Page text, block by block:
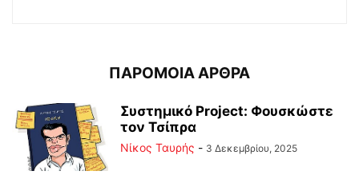
ΠΑΡΟΜΟΙΑ ΑΡΘΡΑ
Συστημικό Project: Φουσκώστε
τον Τσίπρα
Νίκος Ταυρής - 3 Δεκεμβρίου, 2025